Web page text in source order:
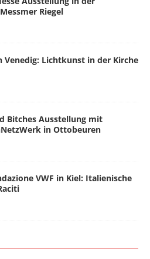
Riegel
Venedig: Lichtkunst in der Kirche
Bitches Ausstellung mit
in Ottobeuren
VWF in Kiel: Italienische